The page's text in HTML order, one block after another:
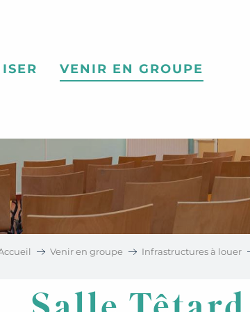
VENIR EN GROUPE
Venir en groupe Infrastructures à louer